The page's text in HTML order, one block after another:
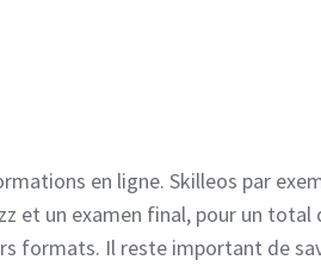
en ligne. Skilleos par
et un examen final, pour un
formats. Il reste important de